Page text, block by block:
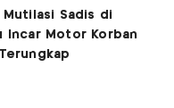
Mutilasi Sadis di
Incar Motor Korban